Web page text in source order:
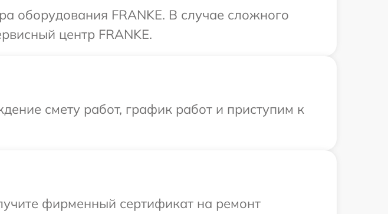
оборудования FRANKE. В случае сложного
центр FRANKE.
смету работ, график работ и приступим к
фирменный сертификат на ремонт